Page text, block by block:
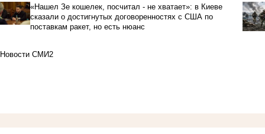
«Нашел Зе кошелек, посчитал - не хватает»: в Киеве
сказали о достигнутых договоренностях с США по
поставкам ракет, но есть нюанс
Новости СМИ2